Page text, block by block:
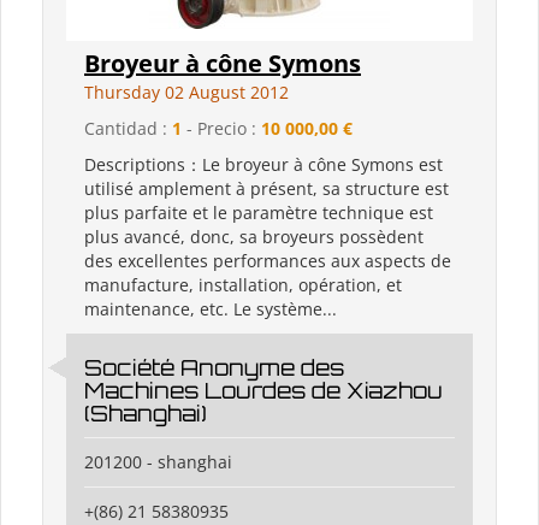
Broyeur à cône Symons
Thursday 02 August 2012
Cantidad : 1 - Precio : 10 000,00 €
Descriptions：Le broyeur à cône Symons est
utilisé amplement à présent, sa structure est
plus parfaite et le paramètre technique est
plus avancé, donc, sa broyeurs possèdent
des excellentes performances aux aspects de
manufacture, installation, opération, et
maintenance, etc. Le système...
Société Anonyme des
Machines Lourdes de Xiazhou
(Shanghai)
201200 - shanghai
+(86) 21 58380935